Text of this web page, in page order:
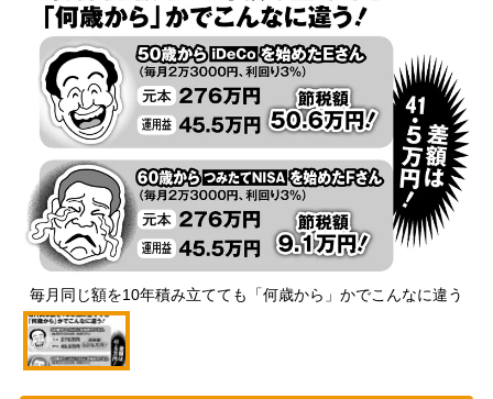
毎月同じ額を10年積み立てても「何歳から」かでこんなに違う